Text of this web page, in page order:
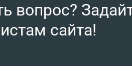
вопрос?
сайта!